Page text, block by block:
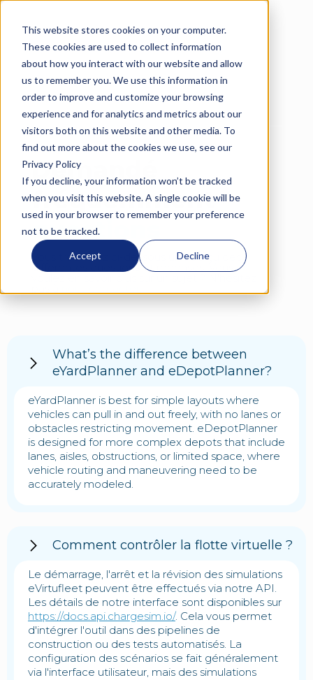
This website stores cookies on your computer.
These cookies are used to collect information
about how you interact with our website and allow
us to remember you. We use this information in
order to improve and customize your browsing
experience and for analytics and metrics about our
visitors both on this website and other media. To
find out more about the cookies we use, see our
Privacy Policy
If you decline, your information won’t be tracked
when you visit this website. A single cookie will be
used in your browser to remember your preference
not to be tracked.
Accept Decline
Langue
Demandé
fréquemment
questions
Vous trouverez ci-dessous un aperçu des
différentes questions et réponses. Vous
What’s the difference between
eYardPlanner and eDepotPlanner?
eYardPlanner is best for simple layouts where
vehicles can pull in and out freely, with no lanes or
obstacles restricting movement. eDepotPlanner
is designed for more complex depots that include
lanes, aisles, obstructions, or limited space, where
vehicle routing and maneuvering need to be
accurately modeled.
Comment contrôler la flotte virtuelle ?
Le démarrage, l'arrêt et la révision des simulations
eVirtufleet peuvent être effectués via notre API.
Les détails de notre interface sont disponibles sur
https://docs.api.chargesim.io/. Cela vous permet
d'intégrer l'outil dans des pipelines de
construction ou des tests automatisés. La
configuration des scénarios se fait généralement
via l'interface utilisateur, mais des simulations